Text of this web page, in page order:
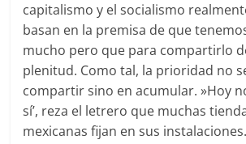
capitalismo y el socialismo
basan en la premisa de que
mucho pero que para compartirlo
plenitud. Como tal, la prioridad no
compartir sino en acumular. »Hoy
sí’, reza el letrero que muchas
mexicanas fijan en sus instalaciones.